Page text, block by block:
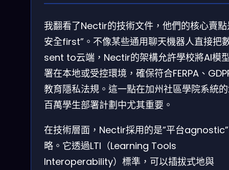
我翻看了Nectir的技術文件，他們的核心賣點
安全first”。不像某些通用聊天機器人直接把
sent to云端，Nectir的架構允許學校將AI模
署在本地或受控環境，確保符合FERPA、
教育隱私法規。這一點在加州社區學院系統的
百萬學生部署計劃中尤其重要。
在技術層面，Nectir採用的是”平台
略。它透過LTI（Learning Tools
Interoperability）標準，可以插拔式地與